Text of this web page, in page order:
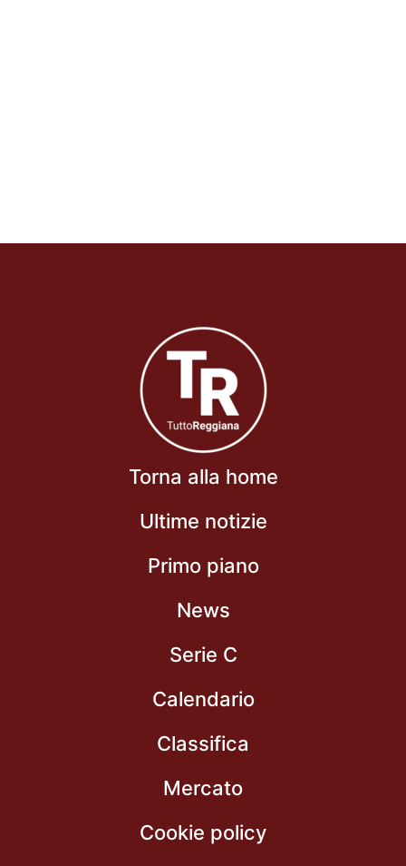
Torna alla home
Ultime notizie
Primo piano
News
Serie C
Calendario
Classifica
Mercato
Cookie policy